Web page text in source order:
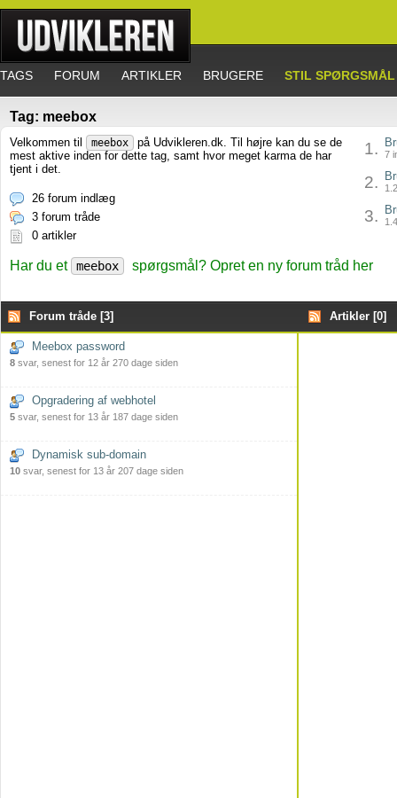
TAGS FORUM ARTIKLER BRUGERE STIL SPØRGSMÅL
Tag: meebox
Velkommen til meebox
på Udvikleren.dk. Til højre kan du se de
mest aktive inden for dette tag, samt hvor meget karma de har
tjent i det.
26 forum indlæg
3 forum tråde
0 artikler
1. 7
2.
3.
Har du et meebox spørgsmål? Opret en ny forum tråd her
Forum tråde [3] Artikler [0]
Meebox password
8 svar, senest for 12 år 270 dage siden
Opgradering af webhotel
5 svar, senest for 13 år 187 dage siden
Dynamisk sub-domain
10 svar, senest for 13 år 207 dage siden